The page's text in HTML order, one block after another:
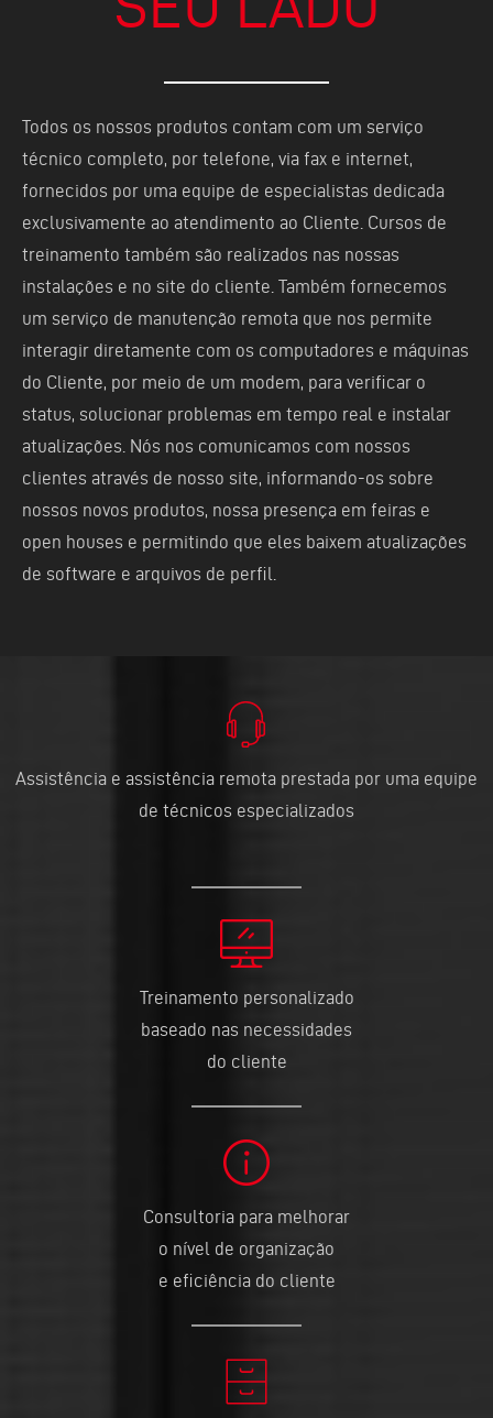
Todos os nossos produtos contam com um serviço
técnico completo, por telefone, via fax e internet,
fornecidos por uma equipe de especialistas dedicada
exclusivamente ao atendimento ao Cliente. Cursos de
treinamento também são realizados nas nossas
instalações e no site do cliente. Também fornecemos
um serviço de manutenção remota que nos permite
interagir diretamente com os computadores e máquinas
do Cliente, por meio de um modem, para verificar o
status, solucionar problemas em tempo real e instalar
atualizações. Nós nos comunicamos com nossos
clientes através de nosso site, informando-os sobre
nossos novos produtos, nossa presença em feiras e
open houses e permitindo que eles baixem atualizações
de software e arquivos de perfil.
Assistência e assistência remota prestada por uma equipe
de técnicos especializados
Treinamento personalizado
baseado nas necessidades
do cliente
Consultoria para melhorar
o nível de organização
e eficiência do cliente